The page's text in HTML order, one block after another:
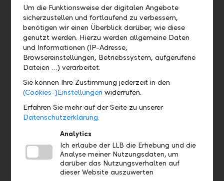
Unsere Errungenschaften im Bankbetrieb bisher
Ausgleich für THG-Emissionen im Bankbetrieb durch
Klimaschutzfinanzierungen
Die kontinuierliche Umrüstung der LLB-
Fahrzeugflotte auf Elektromobilität ist bereits in
vollem Gange
Wir steigern stetig unsere Energieeffizienz
Die LLB verfügt seit Jahren über ein Konzept für
Unser Ziel ist es, die CO₂-Emissionen an allen LLB-
Standorten auf ein Minimum zu reduzieren
Erfolgreiche Lancierung nachhaltiger Bankprodukte
Eine attraktive Umwelthypothek mit
Um die Funktionsweise der digitalen Angebote
sicherzustellen und fortlaufend zu verbessern,
benötigen wir einen Überblick darüber, wie diese
genutzt werden. Hierzu werden allgemeine Daten
und Informationen (IP-Adresse,
Browsereinstellungen, Betriebssystem, aufgerufene
Dateien …) verarbeitet.
Sie können Ihre Zustimmung jederzeit in den
(Cookies-)Einstellungen widerrufen.
Erfahren Sie mehr auf der Seite zu unserer
Datenschutzerklärung.
Analytics
Ich erlaube der LLB die Erhebung und die
Analyse meiner Nutzungsdaten, um
darüber das Nutzungsverhalten auf
dieser Website auszuwerten